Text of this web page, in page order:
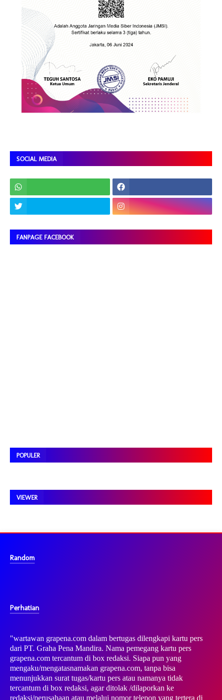
SOCIAL MEDIA
FANPAGE FACEBOOK
POPULER
VIEWER
Random
Perhatian
"wartawan grapena.com dalam bertugas dilengkapi kartu pers
dari PT. Graha Pena Mandira. Nama pemegang kartu pers
grapena.com tercantum di box redaksi. Siapa pun yang
mengaku/mengatasnamakan grapena.com, tanpa bisa
menunjukkan surat tugas/kartu pers atau namanya tidak
tercantum di box redaksi, agar ditolak /dilaporkan ke
redaksi/perusahaan atau melalui nomor telepon yang tertera di